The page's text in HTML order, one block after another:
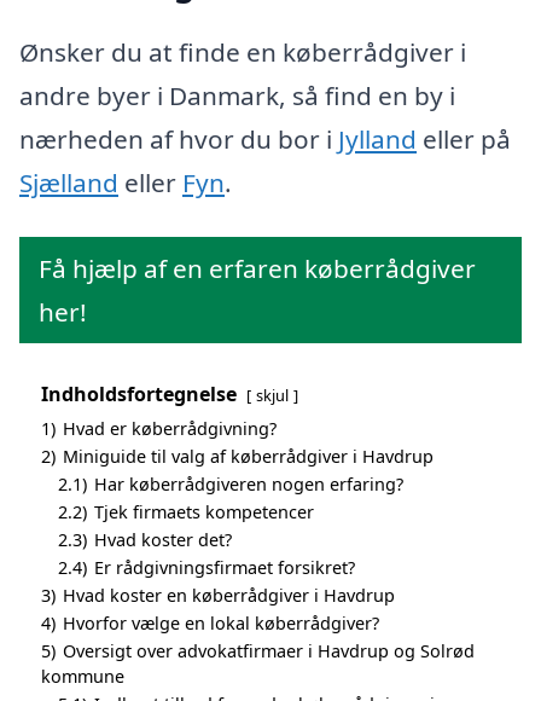
Ønsker du at finde en køberrådgiver i
andre byer i Danmark, så find en by i
nærheden af hvor du bor i Jylland eller på
Sjælland eller Fyn.
Få hjælp af en erfaren køberrådgiver
her!
Indholdsfortegnelse skjul
1) Hvad er køberrådgivning?
2) Miniguide til valg af køberrådgiver i Havdrup
2.1) Har køberrådgiveren nogen erfaring?
2.2) Tjek firmaets kompetencer
2.3) Hvad koster det?
2.4) Er rådgivningsfirmaet forsikret?
3) Hvad koster en køberrådgiver i Havdrup
4) Hvorfor vælge en lokal køberrådgiver?
5) Oversigt over advokatfirmaer i Havdrup og Solrød
kommune